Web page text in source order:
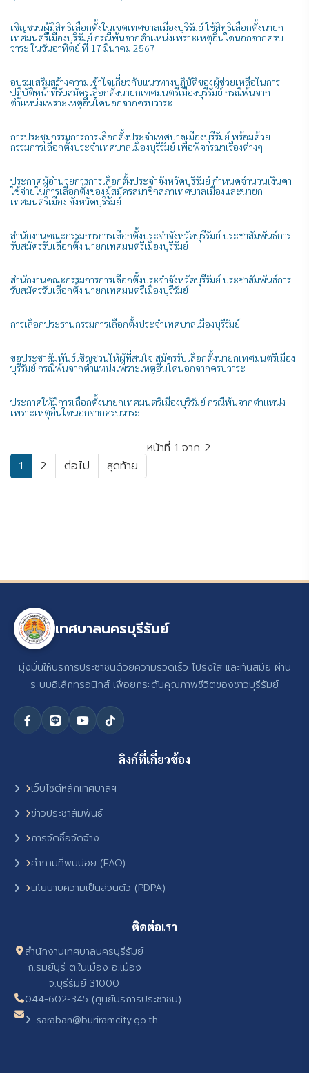
เชิญชวนผู้มีสิทธิเลือกตั้งในเขตเทศบาลเมืองบุรีรัมย์ ใช้สิทธิเลือกตั้งนายก
เทศมนตรีเมืองบุรีรัมย์ กรณีพ้นจากตำแหน่งเพราะเหตุอื่นใดนอกจากครบ
วาระ ในวันอาทิตย์ ที่ 17 มีนาคม 2567
อบรมเสริมสร้างความเข้าใจเกี่ยวกับแนวทางปฏิบัติของผู้ช่วยเหลือในการ
ปฏิบัติหน้าที่รับสมัครเลือกตั้งนายกเทศมนตรีเมืองบุรีรัมย์ กรณีพ้นจาก
ตำแหน่งเพราะเหตุอื่นใดนอกจากครบวาระ
การประชุมกรรมการการเลือกตั้งประจำเทศบาลเมืองบุรีรัมย์ พร้อมด้วย
กรรมการเลือกตั้งประจำเทศบาลเมืองบุรีรัมย์ เพื่อพิจารณาเรื่องต่างๆ
ประกาศผู้อำนวยการการเลือกตั้งประจำจังหวัดบุรีรัมย์ กำหนดจำนวนเงินค่า
ใช้จ่ายในการเลือกตั้งของผู้สมัครสมาชิกสภาเทศบาลเมืองและนายก
เทศมนตรีเมือง จังหวัดบุรีรัมย์
สำนักงานคณะกรรมการการเลือกตั้งประจำจังหวัดบุรีรัมย์ ประชาสัมพันธ์การ
รับสมัครรับเลือกตั้ง นายกเทศมนตรีเมืองบุรีรัมย์
สำนักงานคณะกรรมการการเลือกตั้งประจำจังหวัดบุรีรัมย์ ประชาสัมพันธ์การ
รับสมัครรับเลือกตั้ง นายกเทศมนตรีเมืองบุรีรัมย์
การเลือกประธานกรรมการเลือกต้้งประจำเทศบาลเมืองบุรีรัมย์
ขอประชาสัมพันธ์เชิญชวนให้ผู้ที่สนใจ สมัครรับเลือกตั้งนายกเทศมนตรีเมือง
บุรีรัมย์ กรณีพ้นจากตำแหน่งเพราะเหตุอื่นใดนอกจากครบวาระ
ประกาศให้มีการเลือกตั้งนายกเทศมนตรีเมืองบุรีรัมย์ กรณีพ้นจากตำแหน่ง
เพราะเหตุอื่นใดนอกจากครบวาระ
หน้าที่ 1 จาก 2
1
2 ต่อไป สุดท้าย
เทศบาลนครบุรีรัมย์
มุ่งมั่นให้บริการประชาชนด้วยความรวดเร็ว โปร่งใส และทันสมัย ผ่าน
ระบบอิเล็กทรอนิกส์ เพื่อยกระดับคุณภาพชีวิตของชาวบุรีรัมย์
ลิงก์ที่เกี่ยวข้อง
เว็บไซต์หลักเทศบาลฯ
ข่าวประชาสัมพันธ์
การจัดซื้อจัดจ้าง
คำถามที่พบบ่อย (FAQ)
นโยบายความเป็นส่วนตัว (PDPA)
ติดต่อเรา
สำนักงานเทศบาลนครบุรีรัมย์
ถ.รมย์บุรี ต.ในเมือง อ.เมือง
จ.บุรีรัมย์ 31000
044-602-345 (ศูนย์บริการประชาชน)
saraban@buriramcity.go.th